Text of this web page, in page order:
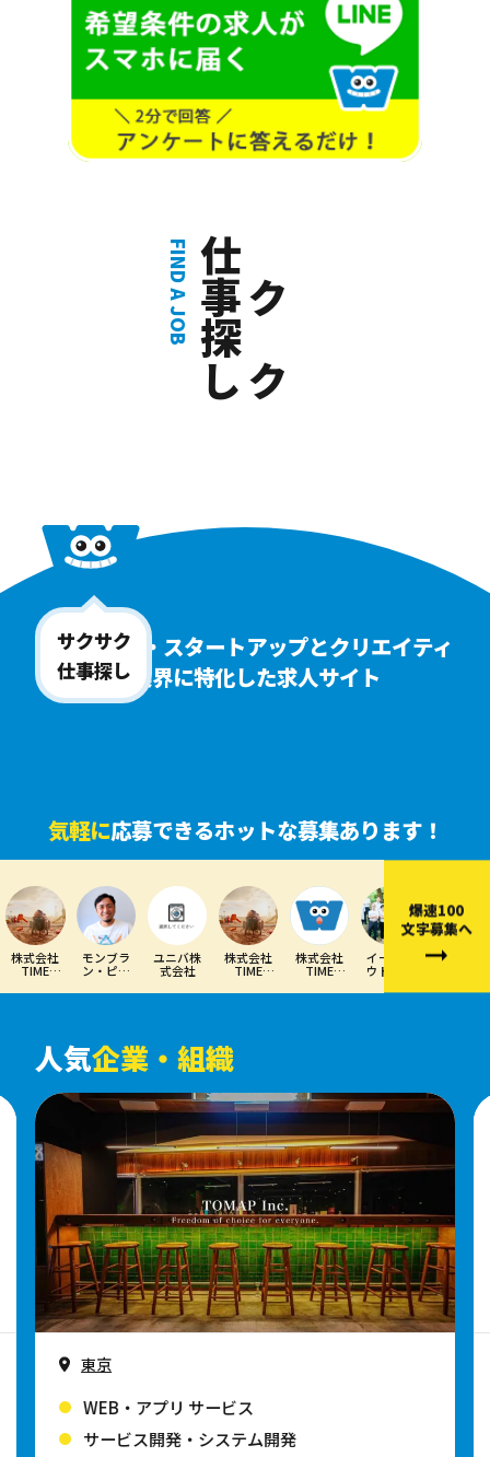
サクサク
仕事探し
FIND A JOB
サクサク
仕事探し
ベンチャー・スタートアップとクリエイティ
ブ業界に特化した求人サイト
気軽に応募できるホットな募集あります！
株式会社
TIME
モンブラ
ン・ピク
株式会社
ユニバ株
式会社
株式会社
TIME
株式会社
TIME
イークラ
ウド株式
電源カフ
爆速100
文字募集へ
人気企業・組織
東京
WEB・アプリ サービス
サービス開発・システム開発